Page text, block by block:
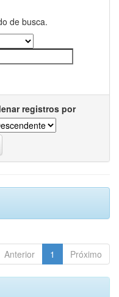
de busca.
registros por
Anterior 1 Próximo